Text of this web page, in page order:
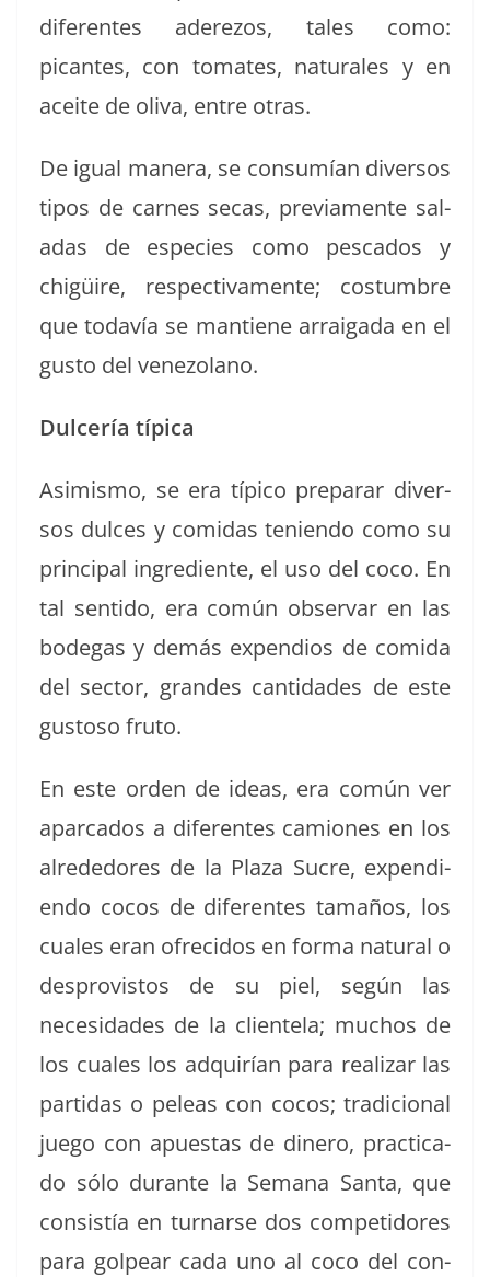
difer­entes adere­zos, tales como:
picantes, con tomates, nat­u­rales y en
aceite de oli­va, entre otras.
De igual man­era, se con­sumían diver­sos
tipos de carnes secas, pre­vi­a­mente sal­
adas de especies como pesca­dos y
chigüire, respec­ti­va­mente; cos­tum­bre
que todavía se mantiene arraiga­da en el
gus­to del venezolano.
Dul­cería típica
Asimis­mo, se era típi­co preparar diver­
sos dul­ces y comi­das tenien­do como su
prin­ci­pal ingre­di­ente, el uso del coco. En
tal sen­ti­do, era común obser­var en las
bode­gas y demás expen­dios de comi­da
del sec­tor, grandes can­ti­dades de este
gus­toso fruto.
En este orden de ideas, era común ver
aparca­dos a difer­entes camiones en los
alrede­dores de la Plaza Sucre, expen­di­
en­do cocos de difer­entes tamaños, los
cuales eran ofre­ci­dos en for­ma nat­ur­al o
despro­vis­tos de su piel, según las
necesi­dades de la clien­tela; muchos de
los cuales los adquirían para realizar las
par­tidas o peleas con cocos; tradi­cional
juego con apues­tas de dinero, prac­ti­ca­
do sólo durante la Sem­ana San­ta, que
con­sistía en turn­arse dos com­peti­dores
para gol­pear cada uno al coco del con­